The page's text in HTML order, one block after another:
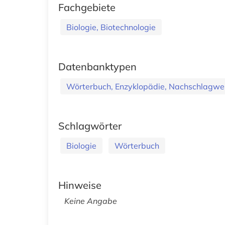
Fachgebiete
Biologie, Biotechnologie
Datenbanktypen
Wörterbuch, Enzyklopädie,
Schlagwörter
Biologie Wörterbuch
Hinweise
Keine Angabe